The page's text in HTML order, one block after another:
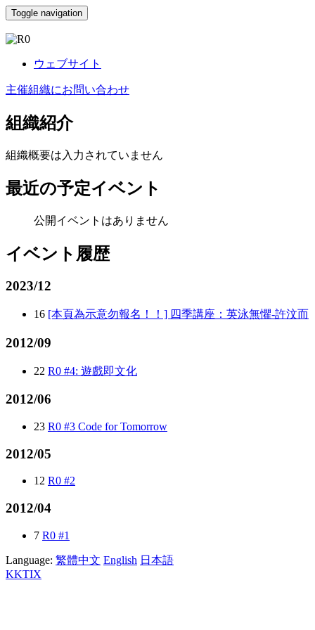
Toggle navigation
ウェブサイト
主催組織にお問い合わせ
組織紹介
組織概要は入力されていません
最近の予定イベント
公開イベントはありません
イベント履歴
2023/12
16 [本頁為示意勿報名！！] 四季講座：英泳無懼-許汶而
2012/09
22 R0 #4: 遊戲即文化
2012/06
23 R0 #3 Code for Tomorrow
2012/05
12 R0 #2
2012/04
7 R0 #1
Language: 繁體中文 English 日本語
KKTIX